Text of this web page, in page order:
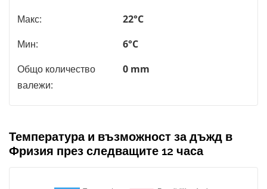
Макс:
22°C
Мин:
6°C
Общо количество
валежи:
0 mm
Температура и възможност за дъжд в
Фризия през следващите 12 часа